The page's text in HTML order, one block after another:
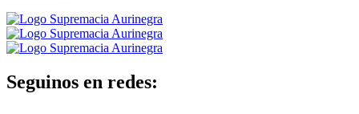
Seguinos en redes: